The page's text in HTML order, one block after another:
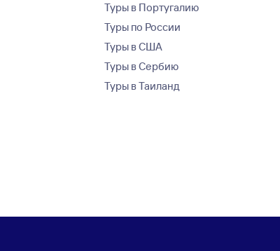
Туры в Португалию
Туры по России
Туры в США
Туры в Сербию
Туры в Таиланд